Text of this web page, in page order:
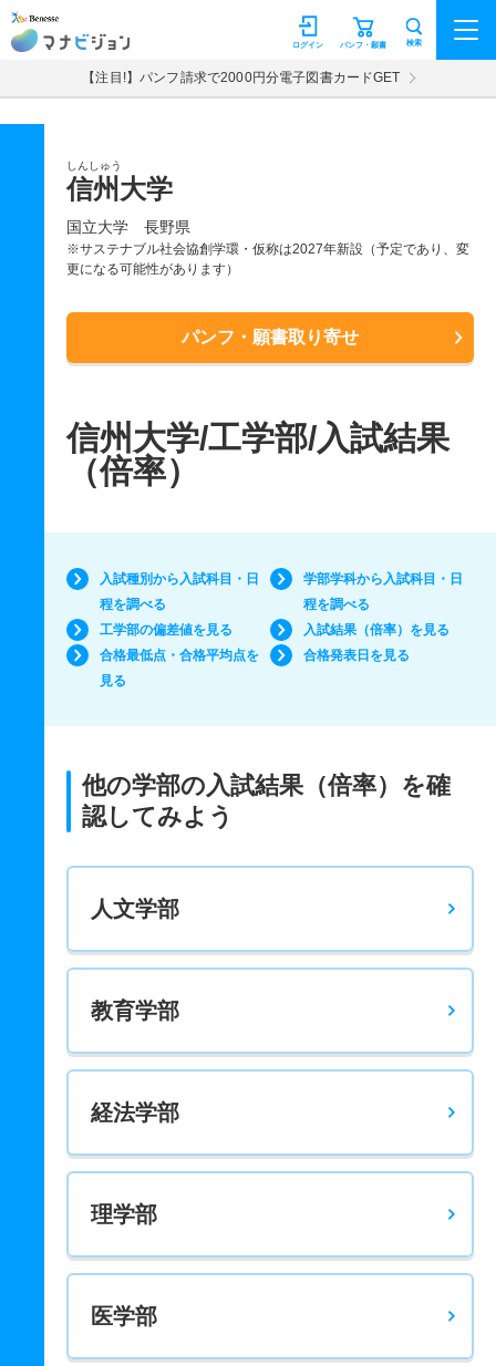
マナビジョン パンフ・願書
ログイン 検索
【注目!】パンフ請求で2000円分電子図書カードGET
しんしゅう
信州大学
国立大学 長野県
※サステナブル社会協創学環・仮称は2027年新設（予定であり、変
更になる可能性があります）
パンフ・願書取り寄せ
信州大学/工学部/入試結果
（倍率）
入試種別から入試科目・日
程を調べる
学部学科から入試科目・日
程を調べる
工学部の偏差値を見る
入試結果（倍率）を見る
合格最低点・合格平均点を
見る
合格発表日を見る
他の学部の入試結果（倍率）を確
認してみよう
人文学部
教育学部
経法学部
理学部
医学部